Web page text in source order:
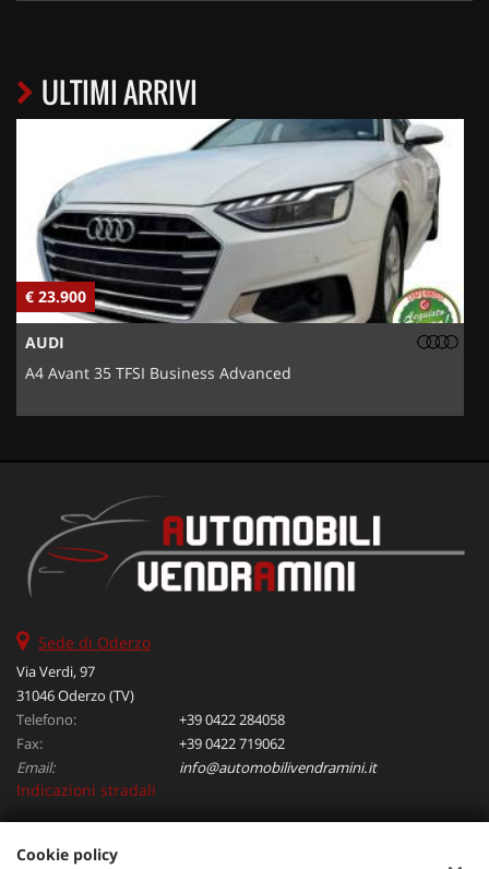
ULTIMI ARRIVI
€ 23.900
AUDI
A4 Avant 35 TFSI Business Advanced
Sede di Oderzo
Via Verdi, 97
31046 Oderzo (TV)
Telefono:
+39 0422 284058
Fax:
+39 0422 719062
Email:
info@automobilivendramini.it
Indicazioni stradali
Cookie policy